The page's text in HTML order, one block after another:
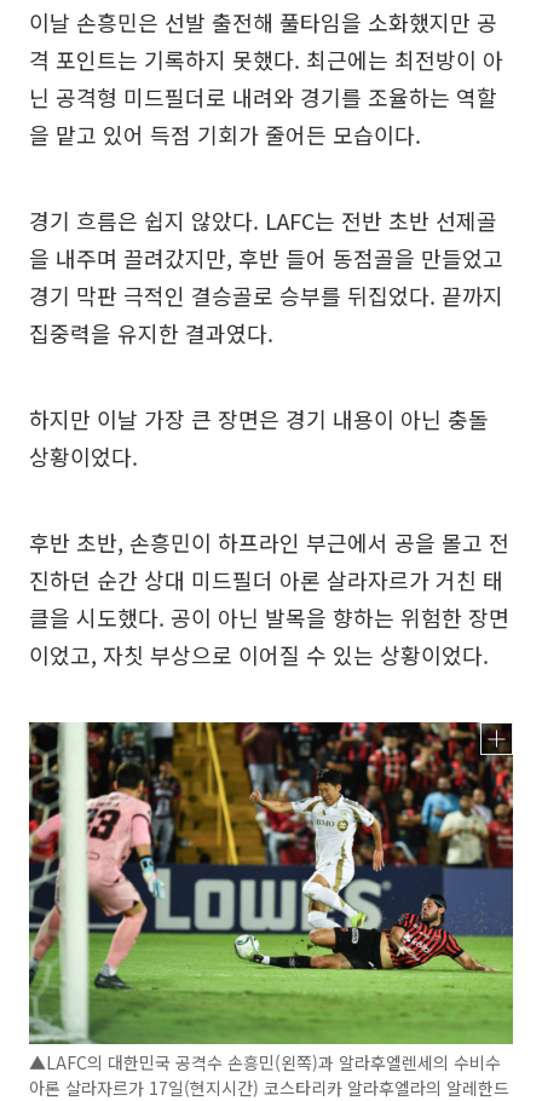
이날 손흥민은 선발 출전해 풀타임을 소화했지만 공
격 포인트는 기록하지 못했다. 최근에는 최전방이 아
닌 공격형 미드필더로 내려와 경기를 조율하는 역할
을 맡고 있어 득점 기회가 줄어든 모습이다.
경기 흐름은 쉽지 않았다. LAFC는 전반 초반 선제골
을 내주며 끌려갔지만, 후반 들어 동점골을 만들었고
경기 막판 극적인 결승골로 승부를 뒤집었다. 끝까지
집중력을 유지한 결과였다.
하지만 이날 가장 큰 장면은 경기 내용이 아닌 충돌
상황이었다.
후반 초반, 손흥민이 하프라인 부근에서 공을 몰고 전
진하던 순간 상대 미드필더 아론 살라자르가 거친 태
클을 시도했다. 공이 아닌 발목을 향하는 위험한 장면
이었고, 자칫 부상으로 이어질 수 있는 상황이었다.
▲LAFC의 대한민국 공격수 손흥민(왼쪽)과 알라후엘렌세의 수비수
아론 살라자르가 17일(현지시간) 코스타리카 알라후엘라의 알레한드